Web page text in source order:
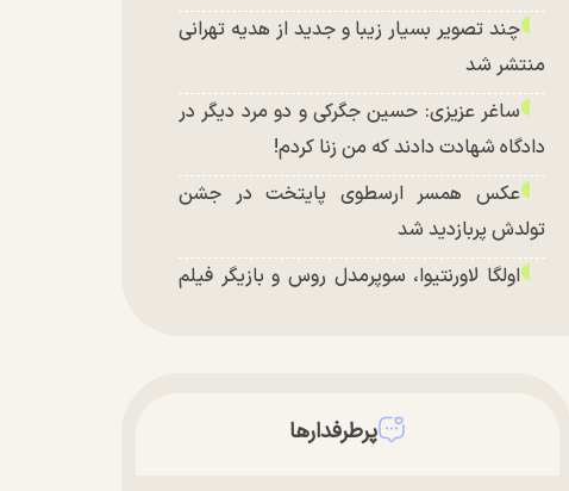
چند تصویر بسیار زیبا و جدید از هدیه تهرانی
منتشر شد
ساغر عزیزی: حسین جگرکی و دو مرد دیگر در
دادگاه شهادت دادند که من زنا کردم!
عکس همسر ارسطوی پایتخت در جشن
تولدش پربازدید شد
اولگا لاورنتیوا، سوپرمدل روس و بازیگر فیلم
پرطرفدارها